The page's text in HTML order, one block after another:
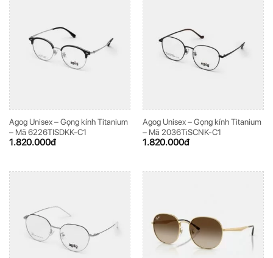
Agog Unisex – Gọng kính Titanium
– Mã 6226TISDKK-C1
1.820.000đ
Agog Unisex – Gọng kính Titanium
– Mã 2036TiSCNK-C1
1.820.000đ